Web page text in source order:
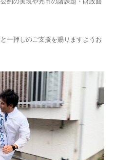
一押しのご支援を賜りますようお